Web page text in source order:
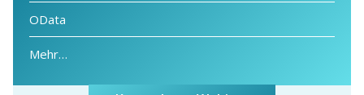
OData
Mehr…